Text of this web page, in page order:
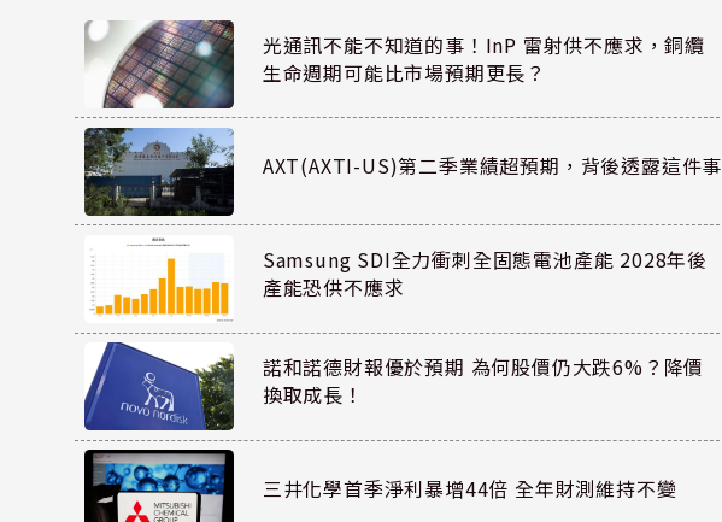
光通訊不能不知道的事！InP 雷射供不應求，銅纜
生命週期可能比市場預期更長？
AXT(AXTI-US)第二季業績超預期，背後透露這件事
Samsung SDI全力衝刺全固態電池產能 2028年後
產能恐供不應求
諾和諾德財報優於預期 為何股價仍大跌6%？降價
換取成長！
三井化學首季淨利暴增44倍 全年財測維持不變